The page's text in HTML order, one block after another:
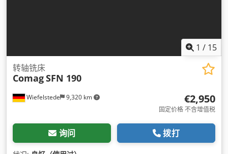
1 / 15
Wiefelstede 9,320 km
转轴铣床
ComagSFN 190
€2,950
固定价格 不含增值税
询问 拨打